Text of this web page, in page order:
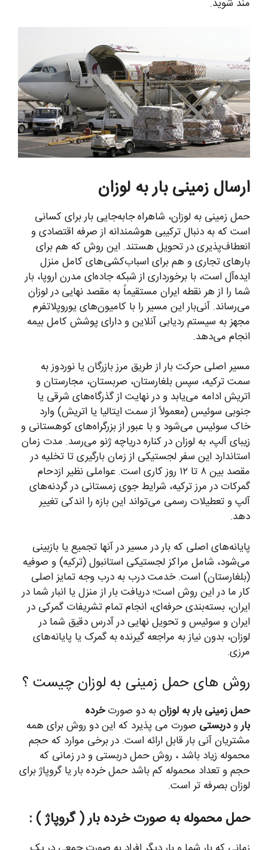
مند شوید.
ارسال زمینی بار به لوزان
حمل زمینی به لوزان، شاهراه جابه‌جایی بار برای کسانی
است که به دنبال ترکیبی هوشمندانه از صرفه اقتصادی و
انعطاف‌پذیری در تحویل هستند. این روش که هم برای
بارهای تجاری و هم برای اسباب‌کشی‌های کامل منزل
ایده‌آل است، با برخورداری از شبکه جاده‌ای مدرن اروپا، بار
شما را از هر نقطه ایران مستقیماً به مقصد نهایی در لوزان
می‌رساند. آنی‌بار این مسیر را با کامیون‌های یوروپلاتفرم
مجهز به سیستم ردیابی آنلاین و دارای پوشش کامل بیمه
انجام می‌دهد.
مسیر اصلی حرکت بار از طریق مرز بازرگان یا نوردوز به
سمت ترکیه، سپس بلغارستان، صربستان، مجارستان و
اتریش ادامه می‌یابد و در نهایت از گذرگاه‌های شرقی یا
جنوبی سوئیس (معمولاً از سمت ایتالیا یا اتریش) وارد
خاک سوئیس می‌شود و با عبور از بزرگراه‌های کوهستانی و
زیبای آلپ، به لوزان در کناره دریاچه ژنو می‌رسد. مدت زمان
استاندارد این سفر لجستیکی از زمان بارگیری تا تخلیه در
مقصد بین ۸ تا ۱۲ روز کاری است. عواملی نظیر ازدحام
گمرکات در مرز ترکیه، شرایط جوی زمستانی در گردنه‌های
آلپ و تعطیلات رسمی می‌تواند این بازه را اندکی تغییر
دهد.
پایانه‌های اصلی که بار در مسیر در آنها تجمیع یا بازبینی
می‌شود، شامل مراکز لجستیکی استانبول (ترکیه) و صوفیه
(بلغارستان) است. خدمت درب به درب وجه تمایز اصلی
کار ما در این روش است؛ دریافت بار از منزل یا انبار شما در
ایران، بسته‌بندی حرفه‌ای، انجام تمام تشریفات گمرکی در
ایران و سوئیس و تحویل نهایی در آدرس دقیق شما در
لوزان، بدون نیاز به مراجعه گیرنده به گمرک یا پایانه‌های
مرزی.
روش های حمل زمینی به لوزان چیست ؟
حمل زمینی بار به لوزانبه دو صورتخرده
بارودربستی صورت می پذیرد که این دو روش برای همه
مشتریان آنی بار قابل ارائه است. در برخی موارد که حجم
محموله زیاد باشد ، روش حمل دربستی و در زمانی که
حجم و تعداد محموله کم باشد حمل خرده بار یا گروپاژ برای
لوزان بصرفه تر است.
حمل محموله به صورت خرده بار ( گروپاژ) :